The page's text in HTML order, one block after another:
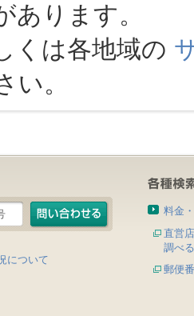
あります。
くは各地域の
い。
について
料金
直営
調べる
郵便